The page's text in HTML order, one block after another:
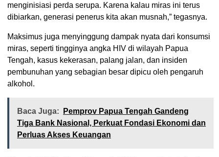
menginisiasi perda serupa. Karena kalau miras ini terus
dibiarkan, generasi penerus kita akan musnah,” tegasnya.
Maksimus juga menyinggung dampak nyata dari konsumsi
miras, seperti tingginya angka HIV di wilayah Papua
Tengah, kasus kekerasan, palang jalan, dan insiden
pembunuhan yang sebagian besar dipicu oleh pengaruh
alkohol.
Baca Juga:
Pemprov Papua Tengah Gandeng
Tiga Bank Nasional, Perkuat Fondasi Ekonomi dan
Perluas Akses Keuangan